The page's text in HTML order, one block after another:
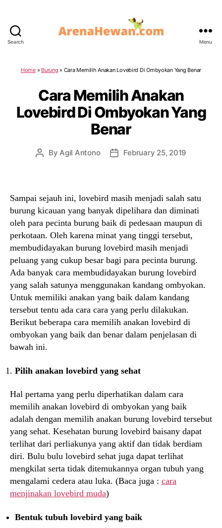
Search Menu
Home» Burung » Cara Memilih Anakan Lovebird Di Ombyokan Yang Benar
Cara Memilih Anakan
Lovebird Di Ombyokan Yang
Benar
PostByAgil Antono
PostFebruary 25, 2019
Sampai sejauh ini, lovebird masih menjadi salah satu
burung kicauan yang banyak dipelihara dan diminati
oleh para pecinta burung baik di pedesaan maupun di
perkotaan. Oleh karena minat yang tinggi tersebut,
membudidayakan burung lovebird masih menjadi
peluang yang cukup besar bagi para pecinta burung.
Ada banyak cara membudidayakan burung lovebird
yang salah satunya menggunakan kandang ombyokan.
Untuk memiliki anakan yang baik dalam kandang
tersebut tentu ada cara cara yang perlu dilakukan.
Berikut beberapa cara memilih anakan lovebird di
ombyokan yang baik dan benar dalam penjelasan di
bawah ini.
Pilih anakan lovebird yang sehat
Hal pertama yang perlu diperhatikan dalam cara
memilih anakan lovebird di ombyokan yang baik
adalah dengan memilih anakan burung lovebird tersebut
yang sehat. Kesehatan burung lovebird baisany dapat
terlihat dari perliakunya yang aktif dan tidak berdiam
diri. Bulu bulu lovebird sehat juga dapat terlihat
mengkilat serta tidak ditemukannya organ tubuh yang
mengalami cedera atau luka. (Baca juga : cara
menjinakan lovebird muda)
Bentuk tubuh lovebird yang baik